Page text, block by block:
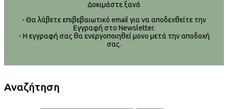
Δοκιμάστε ξανά
- Θα λάβετε επιβεβαιωτικό email για να αποδεχθείτε την
Εγγραφή στο Newsletter.
- Η εγγραφή σας θα ενεργοποιηθεί μονο μετά την αποδοχή
σας.
Αναζήτηση